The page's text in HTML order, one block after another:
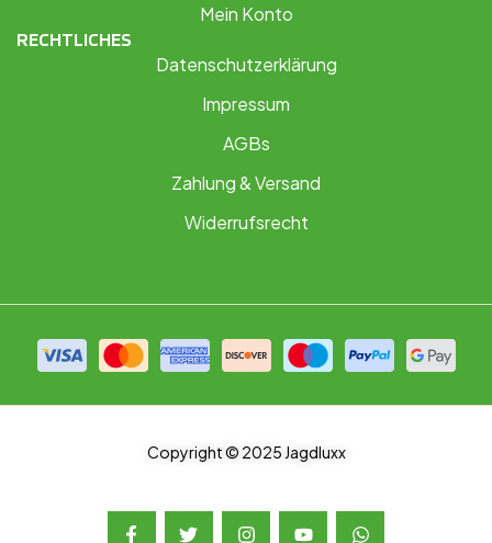
Mein Konto
RECHTLICHES
Datenschutzerklärung
Impressum
AGBs
Zahlung & Versand
Widerrufsrecht
Copyright © 2025 Jagdluxx